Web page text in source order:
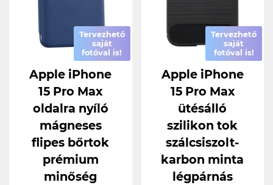
Tervezhető
saját
fotóval is!
Apple iPhone
15 Pro Max
oldalra nyíló
mágneses
flipes bőrtok
prémium
minőség
Tervezhető
saját
fotóval is!
Apple iPhone
15 Pro Max
ütésálló
szilikon tok
szálcsiszolt-
karbon minta
légpárnás